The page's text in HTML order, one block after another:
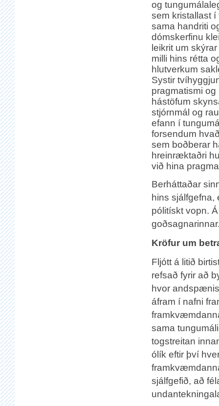
og
sem kristallast
sama handriti
dómskerfinu
leikrit um
milli hins rétta
hlutverkum
Systir
pragmatismi
hástöfum
stjórnmál og
efann í
forsendum
sem boðberar
hreinræktaðri
við hina
Berháttaðar
hins sjálfgefna,
pólitískt vopn.
Kröfur um
Fljótt á litið
refsað fyrir að
hvor
áfram í nafni
sama
togstreitan
ólík eftir því
sjálfgefið, að